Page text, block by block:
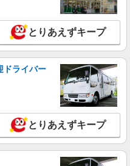
コーディネートセンター（長
］8時〜12時まで★お惣菜の
円
／最寄駅：長野駅 ≪車通勤可
あり（月1,100円）
詳細を見る
とりあえずキープ
ドライバー
とりあえずキープ